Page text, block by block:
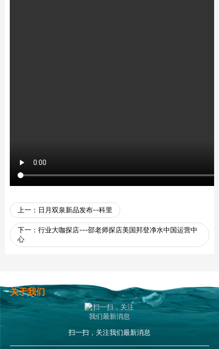
上一： 日月双泉新品发布--科里
下一： 行业大咖探店---邵老师探店美国邦登净水中国运营中
心
关于我们
扫一扫，关注我们最新消息